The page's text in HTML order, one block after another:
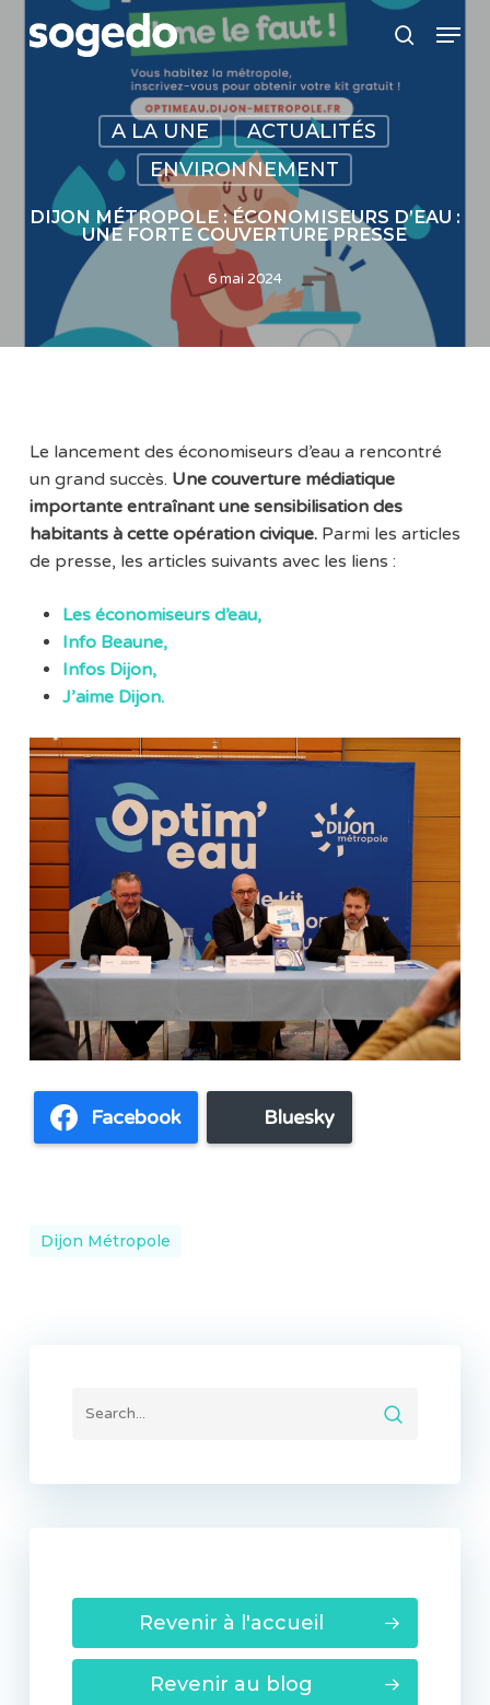
search
Menu
A LA UNE
ACTUALITÉS
ENVIRONNEMENT
DIJON MÉTROPOLE : ÉCONOMISEURS D’EAU :
UNE FORTE COUVERTURE PRESSE
6 mai 2024
Le lancement des économiseurs d’eau a rencontré
un grand succès. Une couverture médiatique
importante entraînant une sensibilisation des
habitants à cette opération civique.Parmi les articles
de presse, les articles suivants avec les liens :
Les économiseurs d’eau,
Info Beaune,
Infos Dijon,
J’aime Dijon.
Facebook Bluesky
Dijon Métropole
Revenir à l'accueil
Revenir au blog